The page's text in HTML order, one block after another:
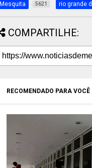
Mesquita 5621 rio grande
COMPARTILHE:
RECOMENDADO PARA VOCÊ